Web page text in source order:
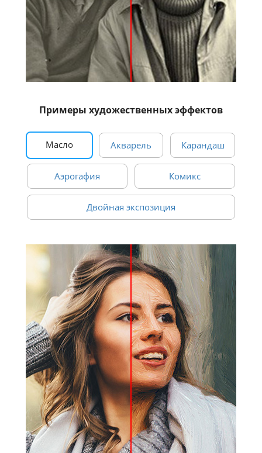
Примеры художественных эффектов
Масло Акварель Карандаш
Аэрогафия Комикс
Двойная экспозиция